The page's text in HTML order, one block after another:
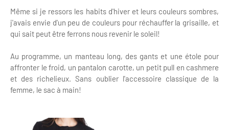
Même si je ressors les habits d'hiver et leurs couleurs sombres,
j'avais envie d'un peu de couleurs pour réchauffer la grisaille, et
qui sait peut être ferrons nous revenir le soleil!
Au programme, un manteau long, des gants et une étole pour
affronter le froid, un pantalon carotte, un petit pull en cashmere
et des richelieux. Sans oublier l'accessoire classique de la
femme, le sac à main!